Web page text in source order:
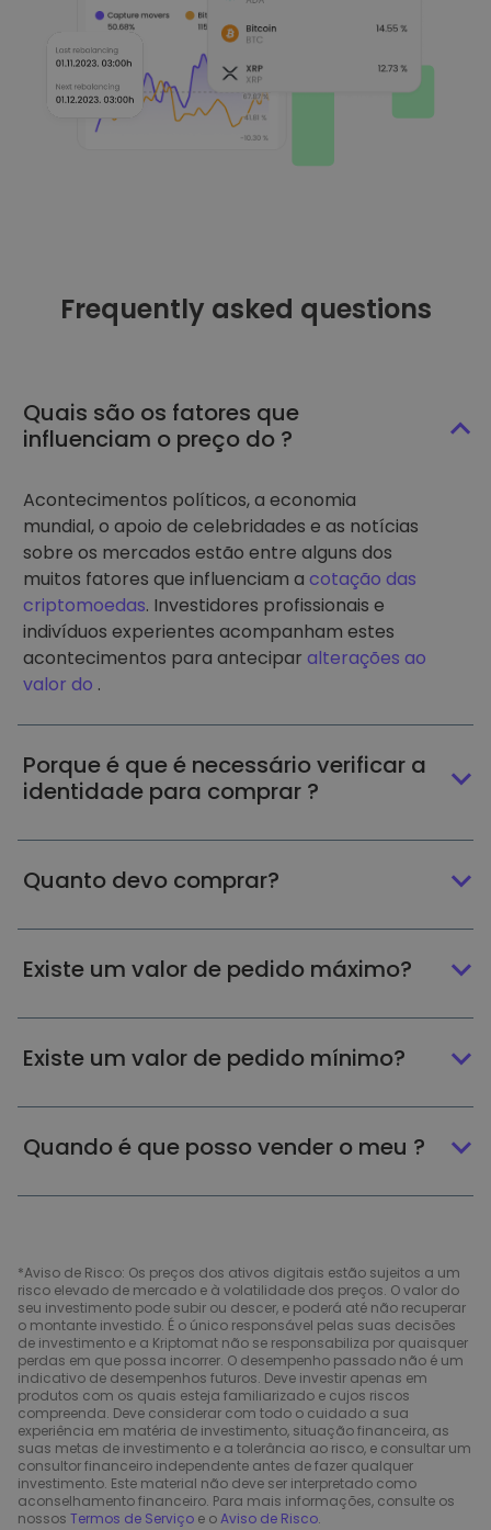
Frequently asked questions
Quais são os fatores que
influenciam o preço do ?
Acontecimentos políticos, a economia
mundial, o apoio de celebridades e as notícias
sobre os mercados estão entre alguns dos
muitos fatores que influenciam a cotação das
criptomoedas. Investidores profissionais e
indivíduos experientes acompanham estes
acontecimentos para antecipar alterações ao
valor do .
Porque é que é necessário verificar a
identidade para comprar ?
Quanto devo comprar?
Existe um valor de pedido máximo?
Existe um valor de pedido mínimo?
Quando é que posso vender o meu ?
*Aviso de Risco: Os preços dos ativos digitais estão sujeitos a um
risco elevado de mercado e à volatilidade dos preços. O valor do
seu investimento pode subir ou descer, e poderá até não recuperar
o montante investido. É o único responsável pelas suas decisões
de investimento e a Kriptomat não se responsabiliza por quaisquer
perdas em que possa incorrer. O desempenho passado não é um
indicativo de desempenhos futuros. Deve investir apenas em
produtos com os quais esteja familiarizado e cujos riscos
compreenda. Deve considerar com todo o cuidado a sua
experiência em matéria de investimento, situação financeira, as
suas metas de investimento e a tolerância ao risco, e consultar um
consultor financeiro independente antes de fazer qualquer
investimento. Este material não deve ser interpretado como
aconselhamento financeiro. Para mais informações, consulte os
nossos Termos de Serviço e oAviso de Risco.